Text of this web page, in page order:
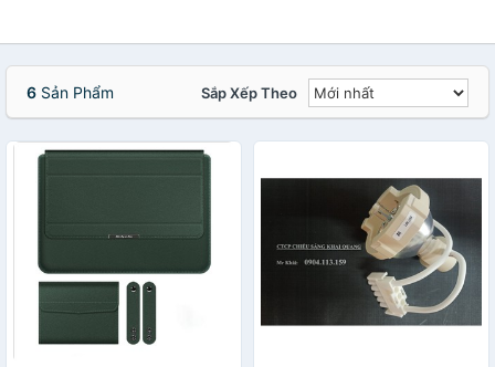
6 Sản Phẩm Sắp Xếp Theo